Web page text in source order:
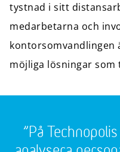
tystnad i sitt
medarbetarna och
kontorsomvandlingen
möjliga lösningar
”På